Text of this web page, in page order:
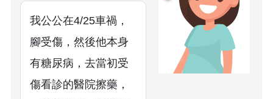
我公公在4/25車禍，
腳受傷，然後他本身
有糖尿病，去當初受
傷看診的醫院擦藥，